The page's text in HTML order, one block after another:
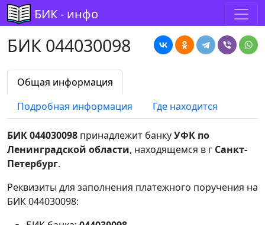
БИК - инфо
БИК 044030098
Общая информация
Подробная информация
Где находится
БИК 044030098 принадлежит банкуУФК по
Ленинградской области, находящемся в г Санкт-
Петербург.
Реквизиты для заполнения платежного поручения на
БИК 044030098: